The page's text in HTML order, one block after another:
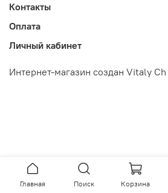
Контакты
Оплата
Личный кабинет
Интернет-магазин создан Vitaly Ch
Главная Поиск Корзина